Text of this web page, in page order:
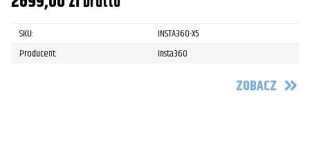
SKU:
INSTA360-X5
Producent:
Insta360
ZOBACZ